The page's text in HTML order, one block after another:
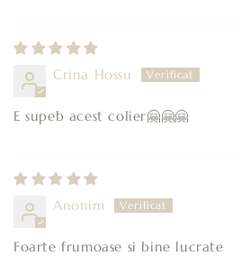
Crina Hossu
E supeb acest colier🤗🤗🤗
Anonim
Foarte frumoase si bine lucrate